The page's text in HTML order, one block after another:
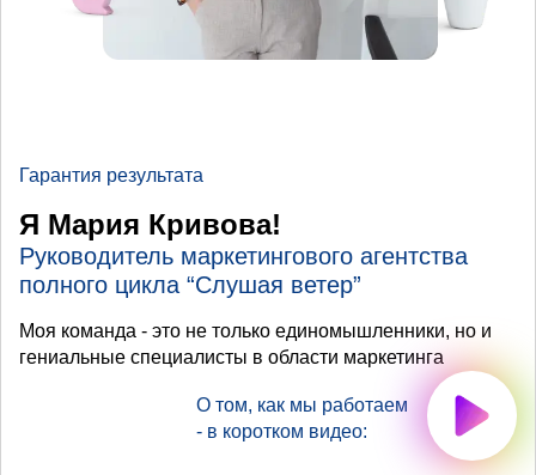
Гарантия результата
Я Мария Кривова!
Руководитель маркетингового агентства
полного цикла “Слушая ветер”
Моя команда - это не только единомышленники, но и
гениальные специалисты в области маркетинга
О том, как мы работаем
- в коротком видео: